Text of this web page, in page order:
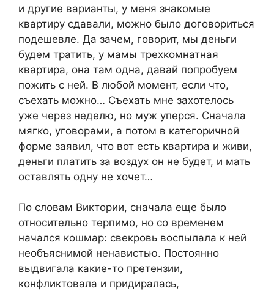
и другие варианты, у меня знакомые
квартиру сдавали, можно было договориться
подешевле. Да зачем, говорит, мы деньги
будем тратить, у мамы трехкомнатная
квартира, она там одна, давай попробуем
пожить с ней. В любой момент, если что,
съехать можно… Съехать мне захотелось
уже через неделю, но муж уперся. Сначала
мягко, уговорами, а потом в категоричной
форме заявил, что вот есть квартира и живи,
деньги платить за воздух он не будет, и мать
оставлять одну не хочет…
По словам Виктории, сначала еще было
относительно терпимо, но со временем
начался кошмар: свекровь воспылала к ней
необъяснимой ненавистью. Постоянно
выдвигала какие-то претензии,
конфликтовала и придиралась,